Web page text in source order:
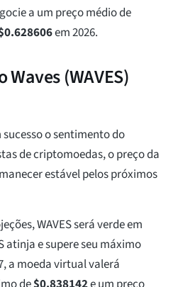
a um preço médio de
0.628606em 2026.
(WAVES)
o sentimento do
de criptomoedas, o preço da
estável pelos próximos
WAVES será verde em
atinja e supere seu máximo
a moeda virtual valerá